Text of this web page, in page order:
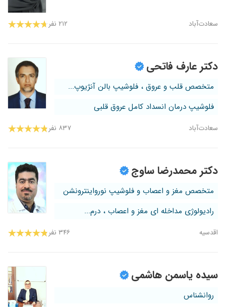
سعادت‌آباد ۲۱۲ نفر
دکتر عارف فاتحی
متخصص قلب و عروق ، فلوشیپ بالن آنژیوپ...
فلوشیپ درمان انسداد کامل عروق قلبی
سعادت‌آباد ۸۳۷ نفر
دکتر محمدرضا ساوج
متخصص مغز و اعصاب و فلوشیپ نورواینترونشن
رادیولوژی مداخله ای مغز و اعصاب ، درم...
اقدسیه ۳۴۶ نفر
سیده یاسمن هاشمی
روانشناس